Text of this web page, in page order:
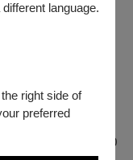
language.
right side of
preferred
$350 - $1,500